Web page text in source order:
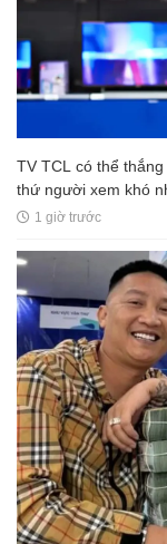
TV TCL có thể
thứ người xem khó
1 giờ trước